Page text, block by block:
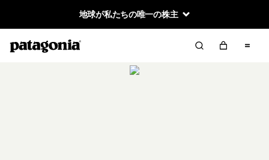
地球が私たちの唯一の株主